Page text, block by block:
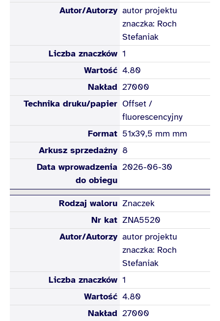
Autor/Autorzy autor projektu
znaczka: Roch
Stefaniak
Liczba znaczków 1
Wartość 4.80
Nakład 27000
Technika druku/papier Offset /
fluorescencyjny
Format 51x39,5 mm mm
Arkusz sprzedażny 8
Data wprowadzenia
do obiegu
2026-06-30
Rodzaj waloru Znaczek
Nr kat ZNA5520
Autor/Autorzy autor projektu
znaczka: Roch
Stefaniak
Liczba znaczków 1
Wartość 4.80
Nakład 27000